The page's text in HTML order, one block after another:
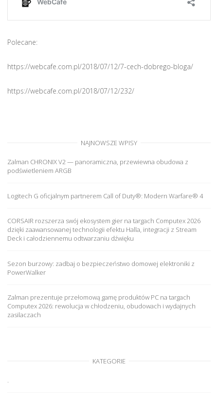
Polecane:
https://webcafe.com.pl/2018/07/12/7-cech-dobrego-bloga/
https://webcafe.com.pl/2018/07/12/232/
NAJNOWSZE WPISY
Zalman CHRONIX V2 — panoramiczna, przewiewna obudowa z
podświetleniem ARGB
Logitech G oficjalnym partnerem Call of Duty®: Modern Warfare® 4
CORSAIR rozszerza swój ekosystem gier na targach Computex 2026
dzięki zaawansowanej technologii efektu Halla, integracji z Stream
Deck i całodziennemu odtwarzaniu dźwięku
Sezon burzowy: zadbaj o bezpieczeństwo domowej elektroniki z
PowerWalker
Zalman prezentuje przełomową gamę produktów PC na targach
Computex 2026: rewolucja w chłodzeniu, obudowach i wydajnych
zasilaczach
KATEGORIE
.